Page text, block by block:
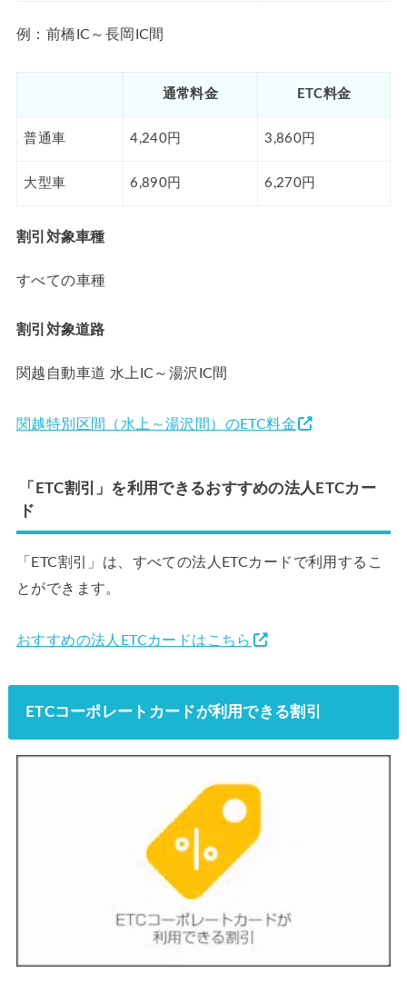
例：前橋IC～長岡IC間
通常料金 ETC料金
普通車 4,240円 3,860円
大型車 6,890円 6,270円
割引対象車種
すべての車種
割引対象道路
関越自動車道 水上IC～湯沢IC間
関越特別区間（水上～湯沢間）のETC料金
「ETC割引」を利用できるおすすめの法人ETCカー
ド
「ETC割引」は、すべての法人ETCカードで利用するこ
とができます。
おすすめの法人ETCカードはこちら
ETCコーポレートカードが利用できる割引